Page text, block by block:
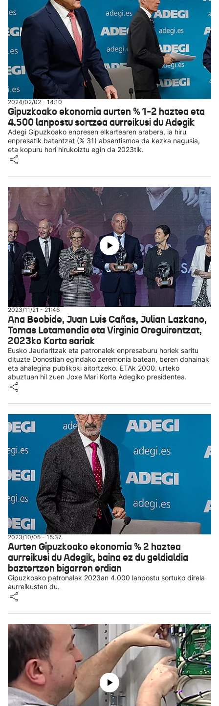
2024/02/02 - 14:10
Gipuzkoako ekonomia aurten % 1-2 haztea eta
4.500 lanpostu sortzea aurreikusi du Adegik
Adegi Gipuzkoako enpresen elkartearen arabera, ia hiru
enpresatik batentzat (% 31) absentismoa da kezka nagusia,
eta kopuru hori hirukoiztu egin da 2023tik.
2023/11/21 - 21:46
Ana Beobide, Juan Luis Cañas, Julian Lazkano,
Tomas Letamendia eta Virginia Oreguirentzat,
2023ko Korta sariak
Eusko Jaurlaritzak eta patronalek enpresaburu horiek saritu
dituzte Donostian egindako zeremonia batean, beren dohainak
eta ahalegina publikoki aitortzeko. ETAk 2000. urteko
abuztuan hil zuen Joxe Mari Korta Adegiko presidentea.
2023/10/05 - 15:37
Aurten Gipuzkoako ekonomia % 2 haztea
aurreikusi du Adegik, baina ez du geldialdia
baztertzen bigarren erdian
Gipuzkoako patronalak 2023an 4.000 lanpostu sortuko direla
aurreikusten du.